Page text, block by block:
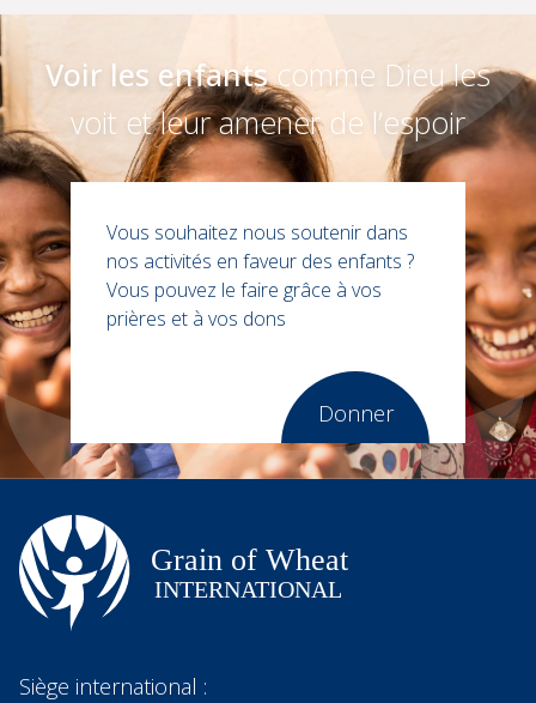
Voir les enfantscomme Dieu les
voit et leur amener de l’espoir
Vous souhaitez nous soutenir dans
nos activités en faveur des enfants ?
Vous pouvez le faire grâce à vos
prières et à vos dons
Donner
Siège international :